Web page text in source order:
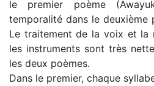
le premier poème
temporalité dans le deuxième
Le traitement de la voix et la
les instruments sont très
les deux poèmes.
Dans le premier, chaque